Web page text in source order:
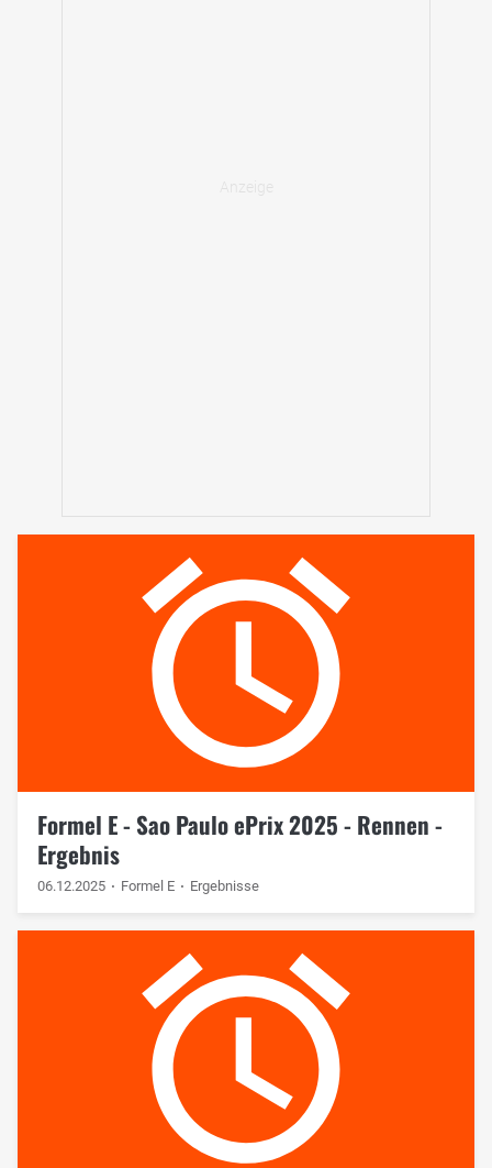
Formel E - Sao Paulo ePrix 2025 - Rennen -
Ergebnis
06.12.2025 Formel E Ergebnisse